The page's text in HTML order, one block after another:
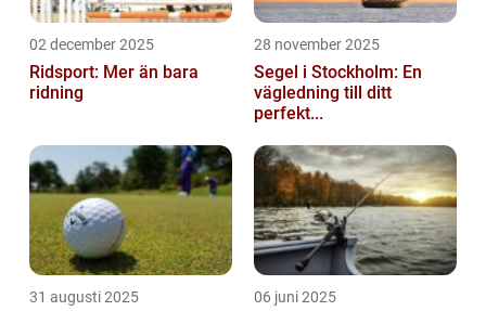
02 december 2025
Ridsport: Mer än bara
ridning
28 november 2025
Segel i Stockholm: En
vägledning till ditt
perfekt...
31 augusti 2025 06 juni 2025